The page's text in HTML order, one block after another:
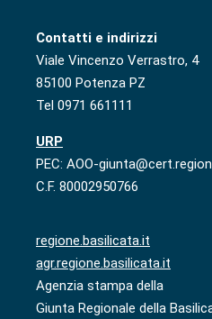
Contatti e indirizzi
Viale Vincenzo Verrastro, 4
85100 Potenza PZ
Tel 0971 661111
URP
PEC: AOO-
C.F. 80002950766
regione.basilicata.it
agr.regione.basilicata.it
Agenzia stampa della
Giunta Regionale della